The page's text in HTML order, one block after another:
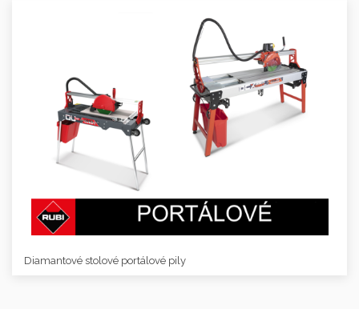
Diamantové stolové portálové pily